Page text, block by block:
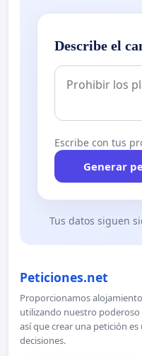
Describe el
Escribe con tus
Generar
Tus datos siguen
Peticiones.net
Proporcionamos
utilizando nuestro poderoso
así que crear una petición
decisiones.